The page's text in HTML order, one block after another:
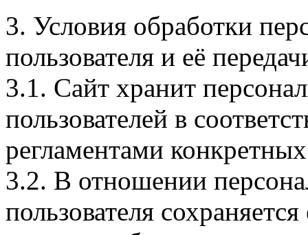
3. Условия обработки
пользователя и её
3.1. Сайт хранит
пользователей в
регламентами
3.2. В отношении
пользователя